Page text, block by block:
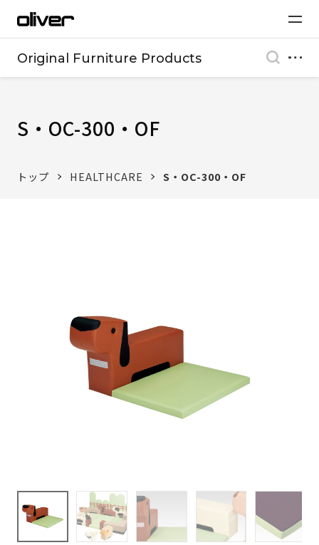
Original Furniture Products
S・OC-300・OF
トップ HEALTHCARE S・OC-300・OF